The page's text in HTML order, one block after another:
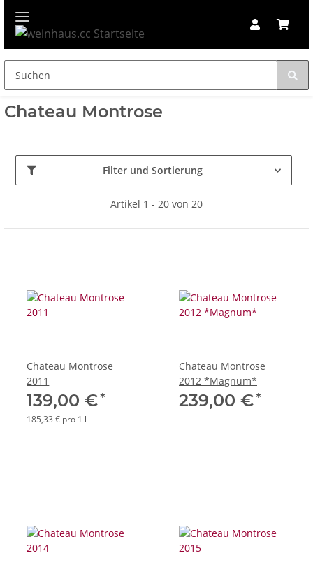
Chateau Montrose
Filter und Sortierung
Artikel 1 - 20 von 20
Chateau Montrose
2011
139,00 €*
185,33 € pro 1 l
Chateau Montrose
2012 *Magnum*
239,00 €*